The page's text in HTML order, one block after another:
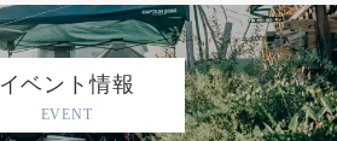
イベント情報
EVENT